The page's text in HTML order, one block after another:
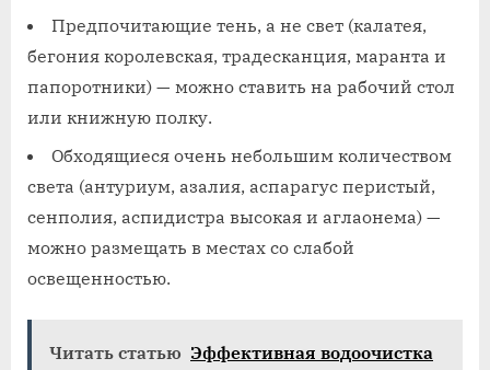
Предпочитающие тень, а не свет (калатея,
бегония королевская, традесканция, маранта и
папоротники) — можно ставить на рабочий стол
или книжную полку.
Обходящиеся очень небольшим количеством
света (антуриум, азалия, аспарагус перистый,
сенполия, аспидистра высокая и аглаонема) —
можно размещать в местах со слабой
освещенностью.
Читать статью Эффективная водоочистка